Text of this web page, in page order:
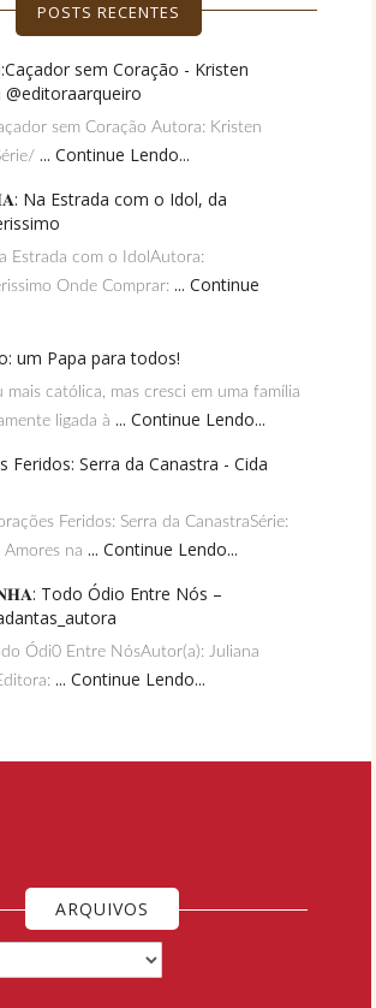
POSTS RECENTES
sem Coração - Kristen
@editoraarqueiro
sem Coração Autora: Kristen
... Continue Lendo...
Na Estrada com o Idol, da
Estrada com o IdolAutora:
Onde Comprar: ... Continue
um Papa para todos!
mais católica, mas cresci em uma família
ligada à ... Continue Lendo...
Feridos: Serra da Canastra - Cida
Feridos: Serra da CanastraSérie:
Amores na ... Continue Lendo...
Todo Ódio Entre Nós –
Ódi0 Entre NósAutor(a): Juliana
... Continue Lendo...
ARQUIVOS